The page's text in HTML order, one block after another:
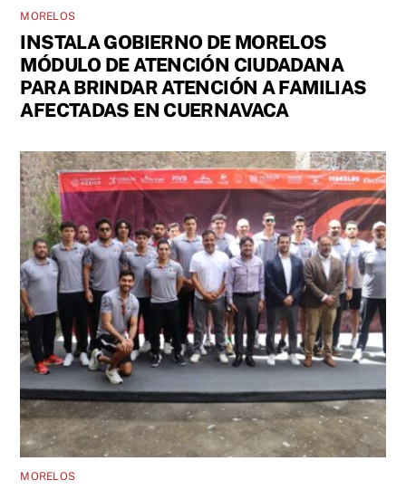
MORELOS
INSTALA GOBIERNO DE MORELOS
MÓDULO DE ATENCIÓN CIUDADANA
PARA BRINDAR ATENCIÓN A FAMILIAS
AFECTADAS EN CUERNAVACA
MORELOS